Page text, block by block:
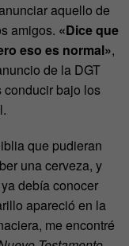
aquello de
amigos. «Dice que
eso es normal»,
de la DGT
bajo los
que pudieran
una cerveza, y
debía conocer
apareció en la
me encontré